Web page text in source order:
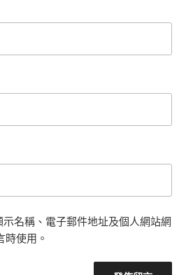
示名稱、電子郵件地址及個人網站網
使用。